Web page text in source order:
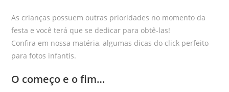
As crianças possuem outras prioridades no momento da
festa e você terá que se dedicar para obtê-las!
Confira em nossa matéria, algumas dicas do click perfeito
para fotos infantis.
O começo e o fim…